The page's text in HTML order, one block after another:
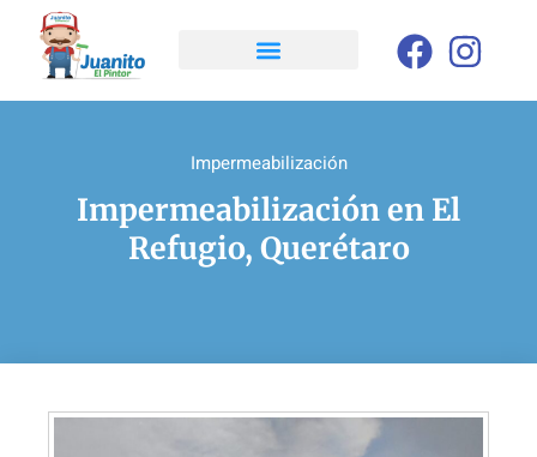
Impermeabilización
Impermeabilización en El
Refugio, Querétaro